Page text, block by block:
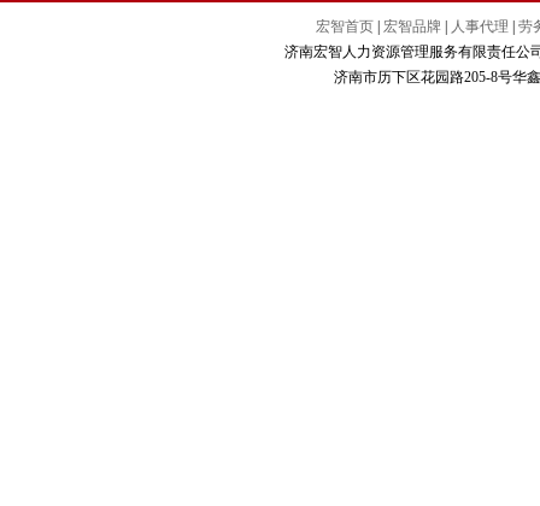
宏智首页 宏智品牌 人事代理
劳
济南宏智人力资源管理服务有限责任公
济南市历下区花园路205-8号华